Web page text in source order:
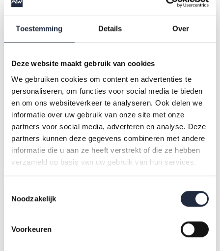
Toestemming Details Over
Deze website maakt gebruik van cookies
We gebruiken cookies om content en advertenties te
personaliseren, om functies voor social media te bieden
en om ons websiteverkeer te analyseren. Ook delen we
informatie over uw gebruik van onze site met onze
partners voor social media, adverteren en analyse. Deze
partners kunnen deze gegevens combineren met andere
informatie die u aan ze heeft verstrekt of die ze hebben
verzameld op basis van uw gebruik van hun services.
Noodzakelijk
Voorkeuren
dienstverband worden besproken. Het project vraagt tijd,
Resultaten
Thebe is ‘zorg’ op een andere manier gaan benaderen,
waardoor zorgbehoefte en organisatie van werk beter op
elkaar afgestemd worden: Wat is de bedoeling? Dat is nu de
centrale vraag. Teams zijn beter in staat om te zien wat er
nodig is en wie dat kan aanbieden. In 2024 is Thebe in de wijk
begonnen met vergoeding per patiënt. Dat geeft nu al lucht.
Teams zijn echt beter in staat om tekorten op te vangen, niet
alleen door zzp’ers in te schakelen, maar ook met